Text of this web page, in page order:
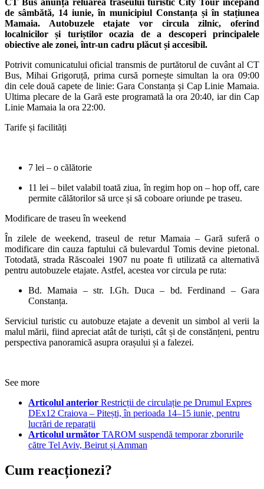
de sâmbătă, 14 iunie, în municipiul Constanța și în stațiunea
Mamaia. Autobuzele etajate vor circula zilnic, oferind
localnicilor și turiștilor ocazia de a descoperi principalele
obiective ale zonei, într-un cadru plăcut și accesibil.
Potrivit comunicatului oficial transmis de purtătorul de cuvânt al CT
Bus, Mihai Grigoruță, prima cursă pornește simultan la ora 09:00
din cele două capete de linie: Gara Constanța și Cap Linie Mamaia.
Ultima plecare de la Gară este programată la ora 20:40, iar din Cap
Linie Mamaia la ora 22:00.
Tarife și facilități
7 lei – o călătorie
11 lei – bilet valabil toată ziua, în regim hop on – hop off, care
permite călătorilor să urce și să coboare oriunde pe traseu.
Modificare de traseu în weekend
În zilele de weekend, traseul de retur Mamaia – Gară suferă o
modificare din cauza faptului că bulevardul Tomis devine pietonal.
Totodată, strada Răscoalei 1907 nu poate fi utilizată ca alternativă
pentru autobuzele etajate. Astfel, acestea vor circula pe ruta:
Bd. Mamaia – str. I.Gh. Duca – bd. Ferdinand – Gara
Constanța.
Serviciul turistic cu autobuze etajate a devenit un simbol al verii la
malul mării, fiind apreciat atât de turiști, cât și de constănțeni, pentru
perspectiva panoramică asupra orașului și a falezei.
See more
Articolul anterior Restricții de circulație pe Drumul Expres
DEx12 Craiova – Pitești, în perioada 14–15 iunie, pentru
lucrări de reparații
Articolul următor TAROM suspendă temporar zborurile
către Tel Aviv, Beirut și Amman
Cum reacționezi?